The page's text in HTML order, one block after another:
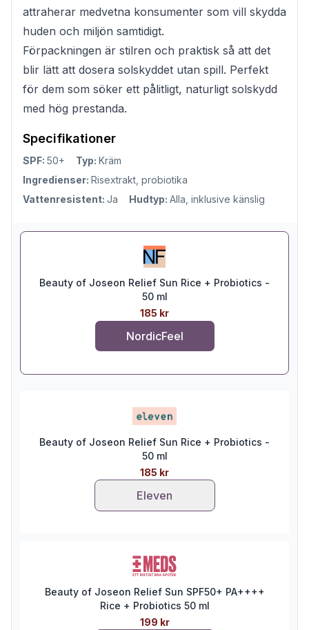
attraherar medvetna konsumenter som vill skydda
huden och miljön samtidigt.
Förpackningen är stilren och praktisk så att det
blir lätt att dosera solskyddet utan spill. Perfekt
för dem som söker ett pålitligt, naturligt solskydd
med hög prestanda.
Specifikationer
SPF: 50+ Typ: Kräm
Ingredienser: Risextrakt, probiotika
Vattenresistent: Ja Hudtyp: Alla, inklusive känslig
Beauty of Joseon Relief Sun Rice + Probiotics -
50 ml
185 kr
NordicFeel
Beauty of Joseon Relief Sun Rice + Probiotics -
50 ml
185 kr
Eleven
Beauty of Joseon Relief Sun SPF50+ PA++++
Rice + Probiotics 50 ml
199 kr